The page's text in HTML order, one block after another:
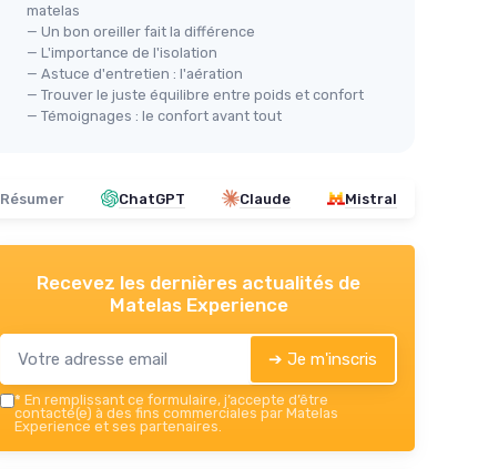
matelas
— Un bon oreiller fait la différence
— L'importance de l'isolation
— Astuce d'entretien : l'aération
— Trouver le juste équilibre entre poids et confort
— Témoignages : le confort avant tout
Résumer ChatGPT Claude Mistral
Recevez les dernières actualités de
Matelas Experience
➔ Je m'inscris
* En remplissant ce formulaire, j’accepte d’être
contacté(e) à des fins commerciales par Matelas
Experience et ses partenaires.